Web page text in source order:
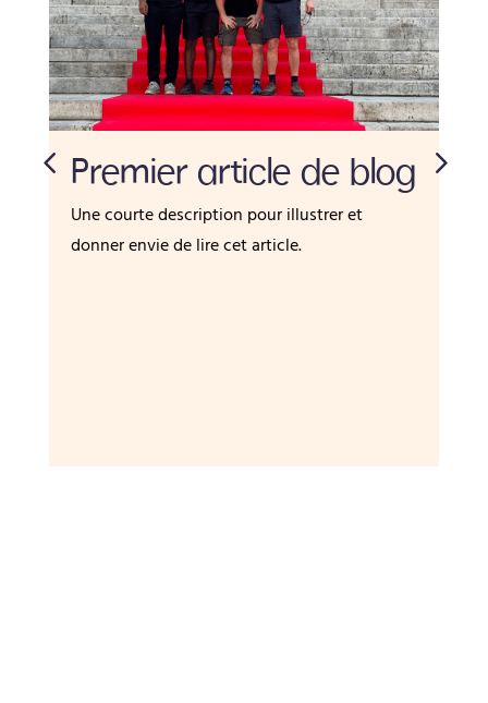
Premier article de blog
Une courte description pour illustrer et
donner envie de lire cet article.